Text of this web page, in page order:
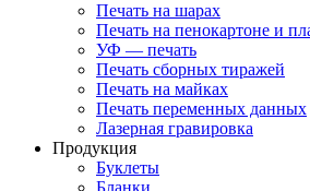
Печать на шарах
Печать на пенокартоне и
УФ — печать
Печать сборных тиражей
Печать на майках
Печать переменных данных
Лазерная гравировка
Продукция
Буклеты
Бланки